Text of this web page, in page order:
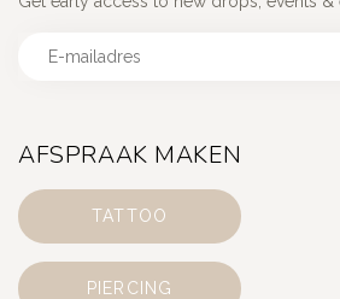
AFSPRAAK MAKEN
TATTOO
PIERCING